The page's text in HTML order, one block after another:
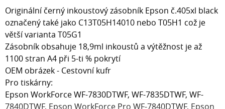
Originální černý inkoustový zásobník Epson č.405xl black
označený také jako C13T05H14010 nebo T05H1 což je
větší varianta T05G1
Zásobník obsahuje 18,9ml inkoustů a výtěžnost je až
1100 stran A4 při 5-ti % pokrytí
OEM obrázek - Cestovní kufr
Pro tiskárny:
Epson WorkForce WF-7830DTWF, WF-7835DTWF, WF-
7840DTWF, Epson WorkForce Pro WF-7840DTWF, Epson